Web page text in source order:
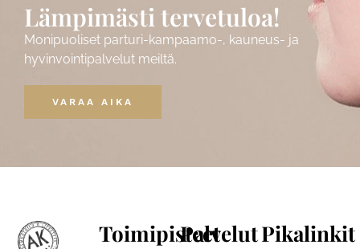
Lämpimästi tervetuloa!
Monipuoliset parturi-kampaamo-, kauneus- ja
hyvinvointipalvelut meiltä.
VARAA AIKA
ToimipisteetPalvelutPikalinkit